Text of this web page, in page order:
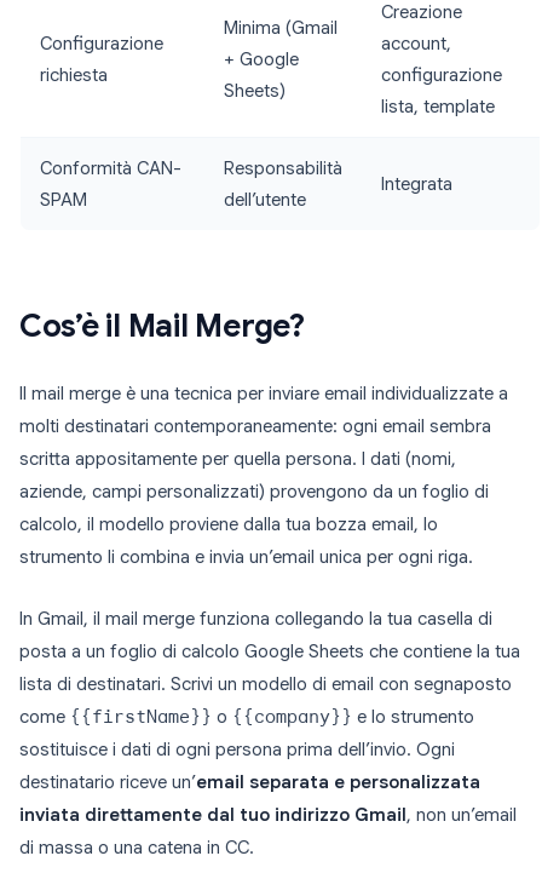
Configurazione
richiesta
Minima (Gmail
+ Google
Sheets)
Creazione
account,
configurazione
lista, template
Conformità CAN-
SPAM
Responsabilità
dell’utente
Integrata
Cos’è il Mail Merge?
Il mail merge è una tecnica per inviare email individualizzate a
molti destinatari contemporaneamente: ogni email sembra
scritta appositamente per quella persona. I dati (nomi,
aziende, campi personalizzati) provengono da un foglio di
calcolo, il modello proviene dalla tua bozza email, lo
strumento li combina e invia un’email unica per ogni riga.
In Gmail, il mail merge funziona collegando la tua casella di
posta a un foglio di calcolo Google Sheets che contiene la tua
lista di destinatari. Scrivi un modello di email con segnaposto
come {{firstName}} o {{company}} e lo strumento
sostituisce i dati di ogni persona prima dell’invio. Ogni
destinatario riceve un’email separata e personalizzata
inviata direttamente dal tuo indirizzo Gmail , non un’email
di massa o una catena in CC.